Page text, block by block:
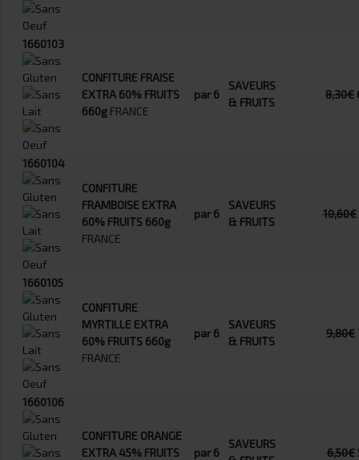
1660103
CONFITURE FRAISE
EXTRA 60% FRUITS
660g FRANCE
par 6
SAVEURS
& FRUITS
8,30€
1660104
CONFITURE
FRAMBOISE EXTRA
60% FRUITS 660g
FRANCE
par 6
SAVEURS
& FRUITS
10,60€
1660105
CONFITURE
MYRTILLE EXTRA
60% FRUITS 660g
FRANCE
par 6
SAVEURS
& FRUITS
9,80€
1660106
CONFITURE ORANGE
EXTRA 45% FRUITS
par 6
SAVEURS
6,50€